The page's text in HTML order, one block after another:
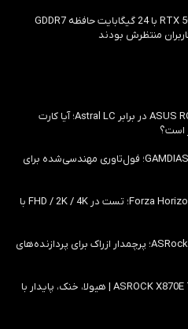
کارت گرافیک RTX 5070 Ti SUPER با 24 گیگابایت حافظه GDDR7
منتظرش بودند
بررسی ASUS ROG Astral RTX 5090 در برابر Astral LC؛ آیا کارت
است؟
بررسی کیس GAMDIAS NESO P1 Pro؛ فول‌تاوری مهندسی‌شده برای
بررسی سخت افزاری بازی Forza Horizon 6؛ تست در FHD / 2K / 4K با
بررسی مادربرد ASRock Z890 Taichi؛ پرچمدار ازراک برای پردازنده‌های
اولین بررسی مادربرد ASROCK X870E TAICHI | هیولا، خنک، پایدار با